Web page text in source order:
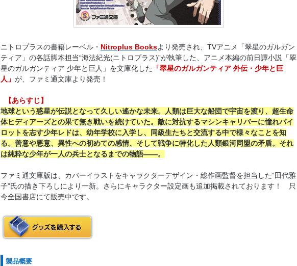
ニトロプラスの書籍レーベル・ Nitroplus Booksより発売され、TVアニメ「翠星のガルガン
ティア」の各話脚本担当“海法紀光(ニトロプラス)”が執筆した、アニメ本編の前日譚小説 「翠
星のガルガンティア 少年と巨人」 を文庫化した
「翠星のガルガンティア 外伝・少年と巨
人」 が、ファミ通文庫より発売！
【あらすじ】
地球という惑星が伝説となって久しい遙かな未来。人類は巨大な船団で宇宙を渡り、超生命
体ヒディアーズとの果て無き戦いを続けていた。敵に対抗するマシンキャリバーに憧れパイ
ロットを志す少年レドは、幼年学校に入学し、同級生たちと交流する中で様々なことを知
る。善意や悪意、異性への初めての感情、そして戦争に特化した人類銀河同盟の矛盾。それ
は純粋な少年が一人の兵士となるまでの物語――。
ファミ通文庫版は、カバーイラストをキャラクターデザイン・総作画監督を担当した“田代雅
子”氏の描き下ろしにより一新。さらにキャラクター設定画も追加掲載されております！ 只
今全国書店にて販売中です。
製品概要